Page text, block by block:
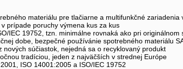
materiálu pre tlačiarne a multifunkčné zariadenia
prípade poruchy výmena kus za kus
IEC 19752, tzn. minimálne rovnaká ako pri originálnom
dobe, bezpečné používánie spotrebného materiálu
nových súčiastok, nejedná sa o recyklovaný produkt
tradíciou, jeden z najväčších v strednej Európe
ISO 14001:2005 a ISO/IEC 19752